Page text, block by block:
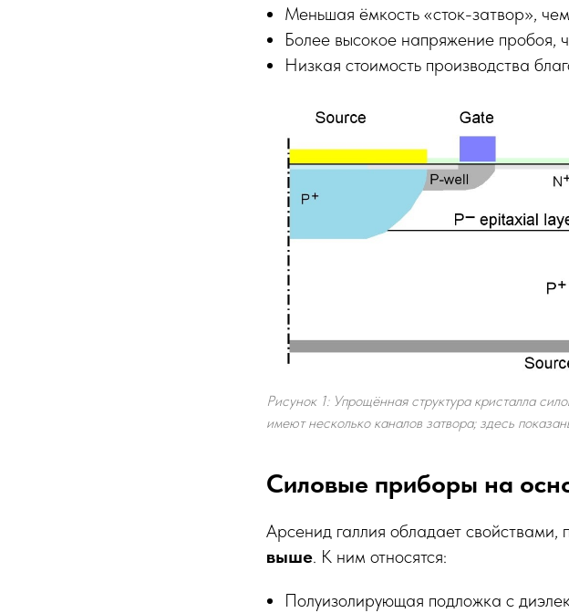
Меньшая ёмкость «сток-затвор»,
Более высокое напряжение пробоя,
Низкая стоимость производства
Рисунок 1: Упрощённая структура кристалла
имеют несколько каналов затвора; здесь
Силовые приборы на
Арсенид галлия обладает свойствами,
выше. К ним относятся:
Полуизолирующая подложка с